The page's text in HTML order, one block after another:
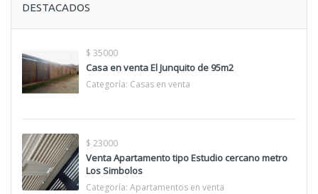
DESTACADOS
$ 35000
Casa en venta El Junquito de 95m2
Categoría: Casas en venta
$ 23000
Venta Apartamento tipo Estudio cercano metro
Los Simbolos
Categoría: Apartamentos en venta